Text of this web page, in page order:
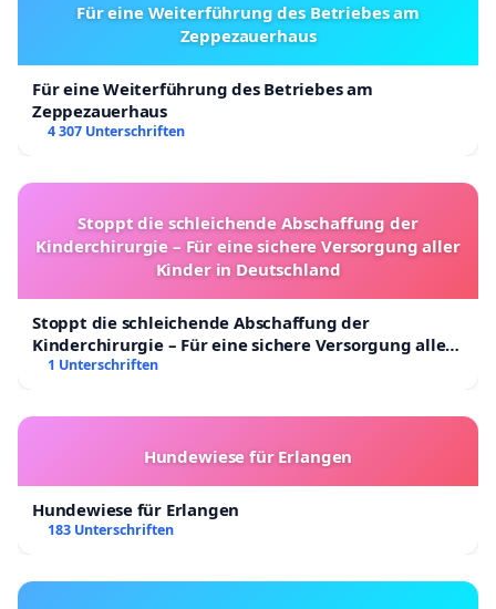
Für eine Weiterführung des Betriebes am
Zeppezauerhaus
Für eine Weiterführung des Betriebes am
Zeppezauerhaus
4 307 Unterschriften
Stoppt die schleichende Abschaffung der
Kinderchirurgie – Für eine sichere Versorgung aller
Kinder in Deutschland
Stoppt die schleichende Abschaffung der
Kinderchirurgie – Für eine sichere Versorgung aller
Kinder in Deutschland
1 Unterschriften
Hundewiese für Erlangen
Hundewiese für Erlangen
183 Unterschriften